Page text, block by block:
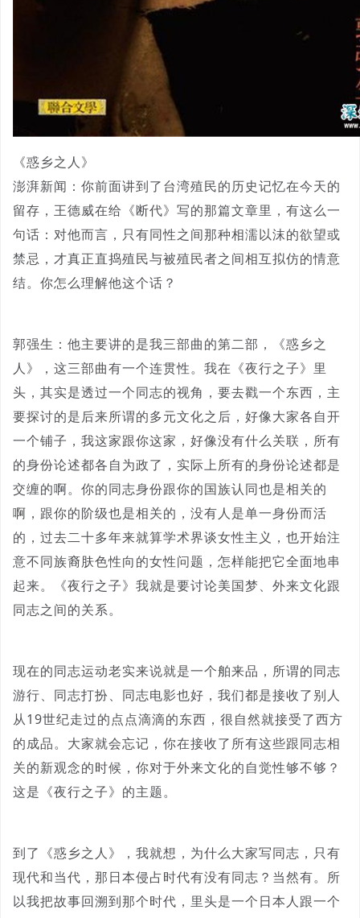
《惑乡之人》
澎湃新闻：你前面讲到了台湾殖民的历史记忆在今天的
留存，王德威在给《断代》写的那篇文章里，有这么一
句话：对他而言，只有同性之间那种相濡以沫的欲望或
禁忌，才真正直捣殖民与被殖民者之间相互拟仿的情意
结。你怎么理解他这个话？
郭强生：他主要讲的是我三部曲的第二部，《惑乡之
人》，这三部曲有一个连贯性。我在《夜行之子》里
头，其实是透过一个同志的视角，要去戳一个东西，主
要探讨的是后来所谓的多元文化之后，好像大家各自开
一个铺子，我这家跟你这家，好像没有什么关联，所有
的身份论述都各自为政了，实际上所有的身份论述都是
交缠的啊。你的同志身份跟你的国族认同也是相关的
啊，跟你的阶级也是相关的，没有人是单一身份而活
的，过去二十多年来就算学术界谈女性主义，也开始注
意不同族裔肤色性向的女性问题，怎样能把它全面地串
起来。《夜行之子》我就是要讨论美国梦、外来文化跟
同志之间的关系。
现在的同志运动老实来说就是一个舶来品，所谓的同志
游行、同志打扮、同志电影也好，我们都是接收了别人
从19世纪走过的点点滴滴的东西，很自然就接受了西方
的成品。大家就会忘记，你在接收了所有这些跟同志相
关的新观念的时候，你对于外来文化的自觉性够不够？
这是《夜行之子》的主题。
到了《惑乡之人》，我就想，为什么大家写同志，只有
现代和当代，那日本侵占时代有没有同志？当然有。所
以我把故事回溯到那个时代，里头是一个日本人跟一个